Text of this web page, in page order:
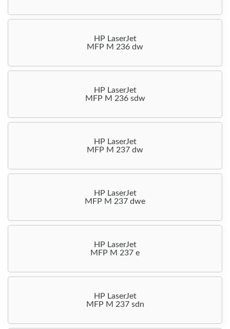
HP LaserJet
MFP M 236 dw
HP LaserJet
MFP M 236 sdw
HP LaserJet
MFP M 237 dw
HP LaserJet
MFP M 237 dwe
HP LaserJet
MFP M 237 e
HP LaserJet
MFP M 237 sdn